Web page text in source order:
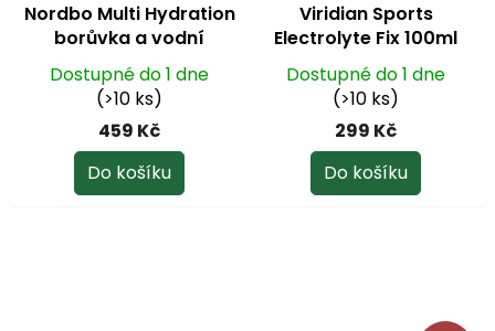
Nordbo Multi Hydration
borůvka a vodní
meloun 100 g
Dostupné do 1 dne
(>10 ks)
459 Kč
Do košíku
Viridian Sports
Electrolyte Fix 100ml
Dostupné do 1 dne
(>10 ks)
299 Kč
Do košíku